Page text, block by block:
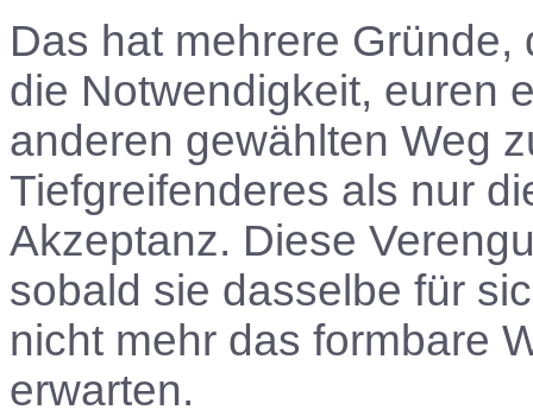
Das hat mehrere
die Notwendigkeit, euren
anderen gewählten Weg
Tiefgreifenderes als nur
Akzeptanz. Diese
sobald sie dasselbe für
nicht mehr das formbare
erwarten.